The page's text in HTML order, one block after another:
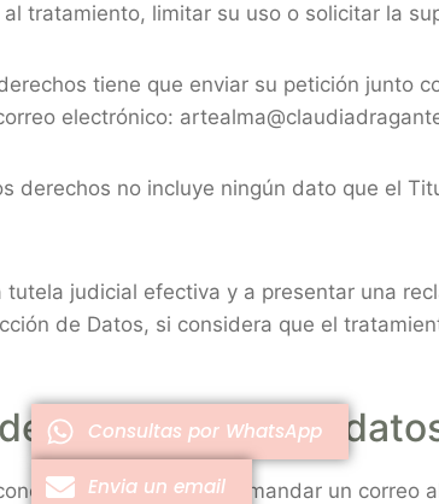
tratamiento, limitar su uso o solicitar la
tiene que enviar su petición junto
electrónico:
derechos no incluye ningún dato que el
tutela judicial efectiva y a presentar una
de Datos, si considera que el
tratamiento de
al Sitio Web para mandar un
Consultas por WhatsApp
Envia un email